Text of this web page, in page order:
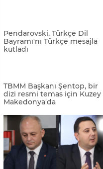
Kovaçevski: "Edi Rama
ülkemizin kanıtlanmış
dostudur"
enerji ithal edecek
AGİT dönem başkanlığını K.
Makedonya devraldı
Mitskoski: "Kaos hakim,
erken seçim olmalı"